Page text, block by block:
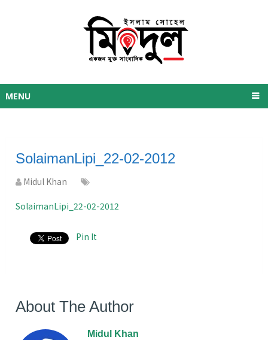
MENU
SolaimanLipi_22-02-2012
Midul Khan
SolaimanLipi_22-02-2012
Pin It
About The Author
Midul Khan